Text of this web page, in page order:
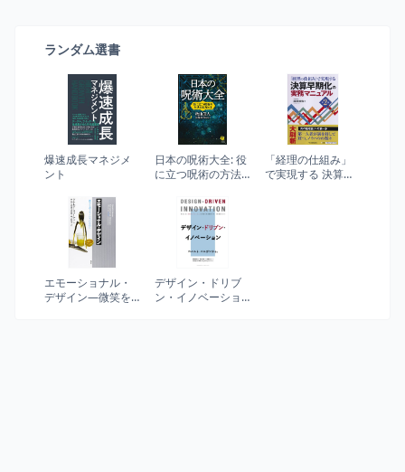
ランダム選書
爆速成長マネジメ
ント
日本の呪術大全: 役
に立つ呪術の方法
(KAWADE夢文庫
1175)
「経理の仕組み」
で実現する 決算早
エモーショナル・
デザイン―微笑を
デザイン・ドリブ
ン・イノベーショ